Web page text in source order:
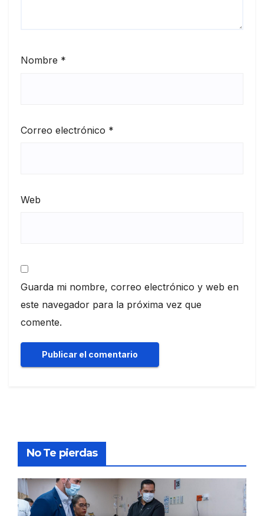
Nombre *
Correo electrónico *
Web
Guarda mi nombre, correo electrónico y web en
este navegador para la próxima vez que
comente.
No Te pierdas